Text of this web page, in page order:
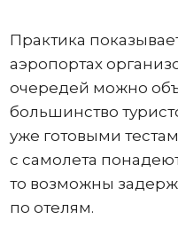
Практика
аэропортах
очередей можно
большинство
уже готовыми
с самолета
то возможны
по отелям.